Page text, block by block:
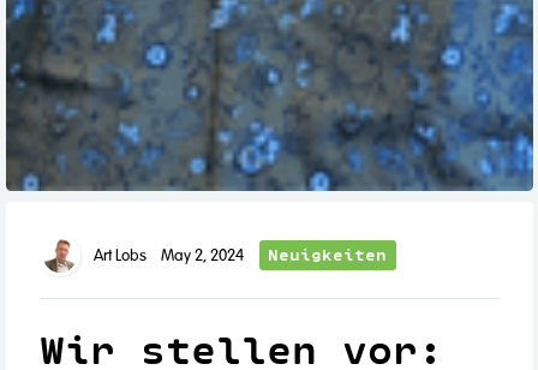
Art Lobs May 2, 2024 Neuigkeiten
Wir stellen vor: